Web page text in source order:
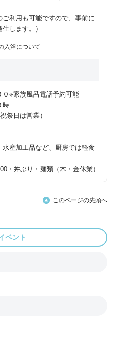
利用も可能ですので、事前に
します。）
入浴について
０※家族風呂電話予約可能
時
祭日は営業）
水産加工品など、厨房では軽食
・丼ぶり・麺類（木・金休業）
このページの先頭へ
ベント